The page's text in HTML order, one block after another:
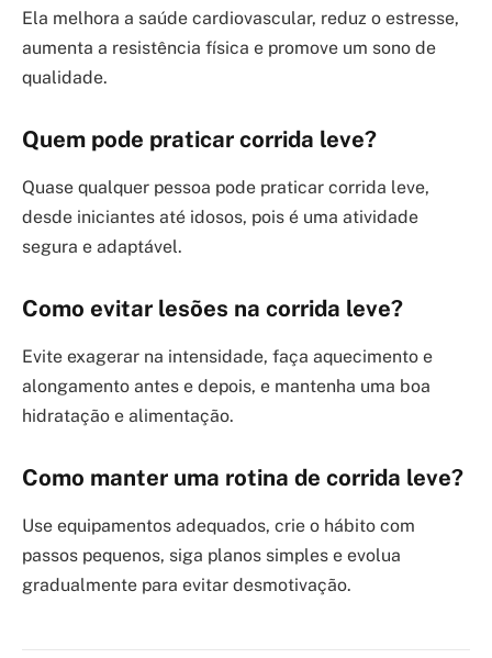
Ela melhora a saúde cardiovascular, reduz o estresse,
aumenta a resistência física e promove um sono de
qualidade.
Quem pode praticar corrida leve?
Quase qualquer pessoa pode praticar corrida leve,
desde iniciantes até idosos, pois é uma atividade
segura e adaptável.
Como evitar lesões na corrida leve?
Evite exagerar na intensidade, faça aquecimento e
alongamento antes e depois, e mantenha uma boa
hidratação e alimentação.
Como manter uma rotina de corrida leve?
Use equipamentos adequados, crie o hábito com
passos pequenos, siga planos simples e evolua
gradualmente para evitar desmotivação.